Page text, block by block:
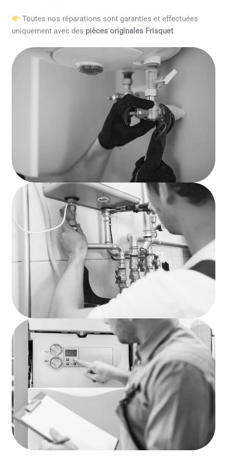
Toutes nos réparations sont garanties et effectuées
uniquement avec des pièces originales Frisquet.